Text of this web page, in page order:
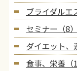
ブライダルエ
セミナー（8）
ダイエット、
食事、栄養（